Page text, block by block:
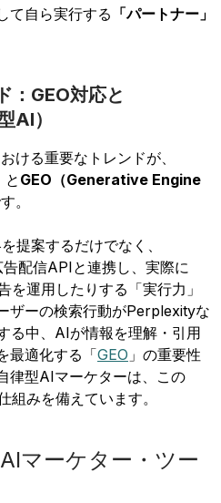
て自ら実行する 「パートナー」
：GEO対応と
AI）
ける重要なトレンドが、
と GEO（Generative Engine
。
提案するだけでなく、
配信APIと連携し、実際に
運用したりする「実行力」
ザーの検索行動がPerplexityな
る中、AIが情報を理解・引用
最適化する「GEO 」の重要性
律型AIマーケターは、この
組みを備えています。
マーケター・ツー